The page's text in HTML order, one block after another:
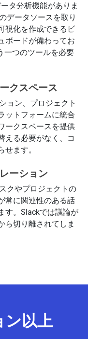
タ分析機能がありま
データソースを取り
視化を作成できるビ
ボードが備わってお
一つのツールを必要
クスペース
ョン、プロジェクト
ットフォームに統合
ークスペースを提供
える必要がなく、コ
ます。
ーション
クやプロジェクトの
常に関連性のある話
す。Slackでは議論が
ら切り離されてしま
ン以上